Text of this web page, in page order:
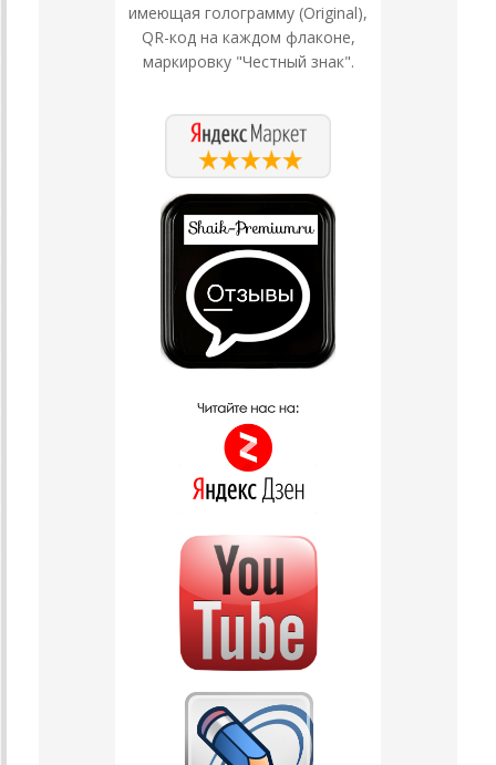
имеющая голограмму (Original),
QR-код на каждом флаконе,
маркировку "Честный знак".